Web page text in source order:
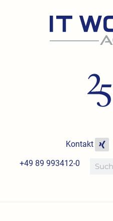
Kontakt
X
i
g
+49 89 993412-0 Suche